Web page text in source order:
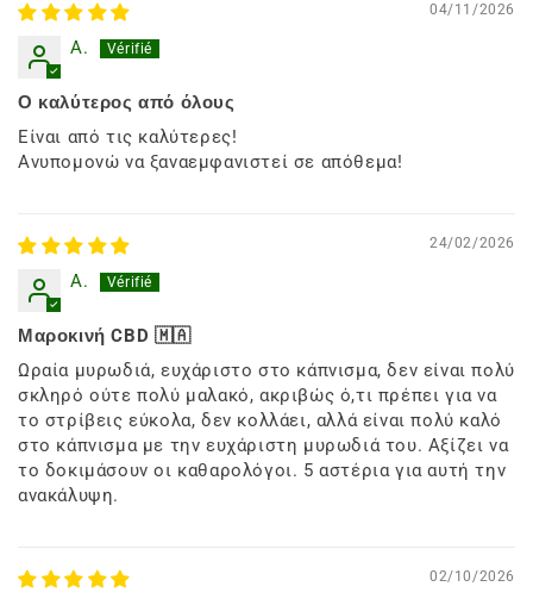
04/11/2026
A.
Ο καλύτερος από όλους
Είναι από τις καλύτερες!
Ανυπομονώ να ξαναεμφανιστεί σε απόθεμα!
24/02/2026
A.
Μαροκινή CBD 🇲🇦
Ωραία μυρωδιά, ευχάριστο στο κάπνισμα, δεν είναι πολύ
σκληρό ούτε πολύ μαλακό, ακριβώς ό,τι πρέπει για να
το στρίβεις εύκολα, δεν κολλάει, αλλά είναι πολύ καλό
στο κάπνισμα με την ευχάριστη μυρωδιά του. Αξίζει να
το δοκιμάσουν οι καθαρολόγοι. 5 αστέρια για αυτή την
ανακάλυψη.
02/10/2026